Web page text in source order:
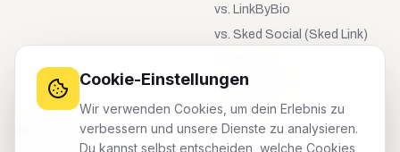
vs. LinkByBio
vs. Sked Social (Sked Link)
vs.meinebio.site
UNTERNEHMEN KONTO
Cookie-Einstellungen
Wir verwenden Cookies, um dein Erlebnis zu
verbessern und unsere Dienste zu analysieren.
Du kannst selbst entscheiden, welche Cookies